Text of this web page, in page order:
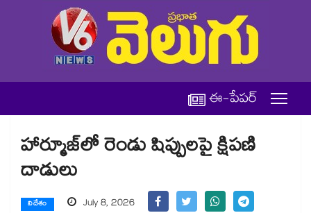
ఈ-పేపర్
హార్మూజ్‌‌లో రెండు షిప్పులపై క్షిపణి
దాడులు
విదేశం July 8, 2026